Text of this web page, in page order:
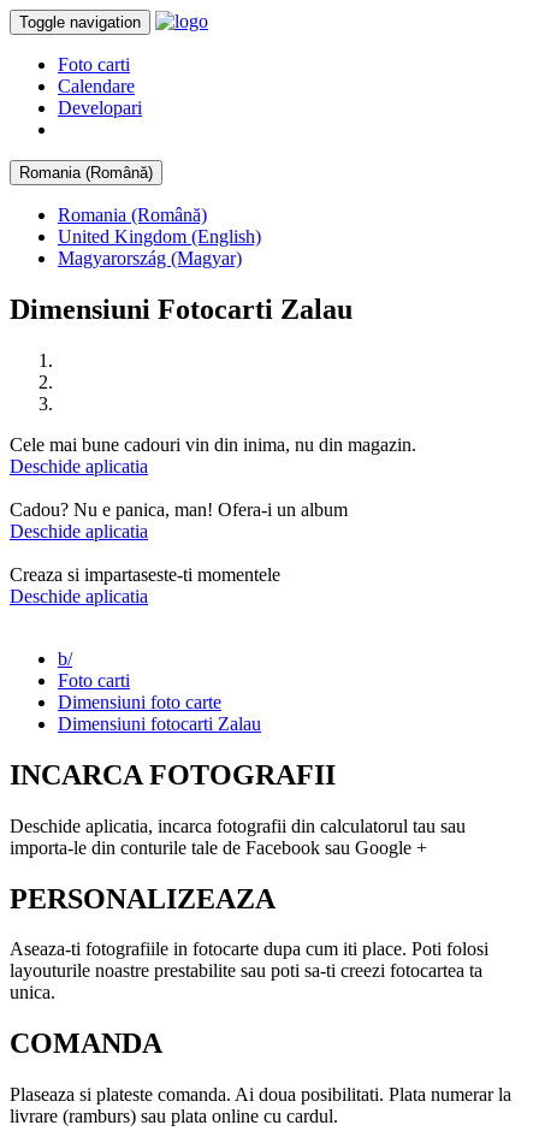
Toggle navigation
Foto carti
Calendare
Developari
Romania (Română)
Romania (Română)
United Kingdom (English)
Magyarország (Magyar)
Dimensiuni Fotocarti Zalau
Cele mai bune cadouri vin din inima, nu din magazin.
Deschide aplicatia
Cadou? Nu e panica, man! Ofera-i un album
Deschide aplicatia
Creaza si impartaseste-ti momentele
Deschide aplicatia
b/
Foto carti
Dimensiuni foto carte
Dimensiuni fotocarti Zalau
INCARCA FOTOGRAFII
Deschide aplicatia, incarca fotografii din calculatorul tau sau
importa-le din conturile tale de Facebook sau Google +
PERSONALIZEAZA
Aseaza-ti fotografiile in fotocarte dupa cum iti place. Poti folosi
layouturile noastre prestabilite sau poti sa-ti creezi fotocartea ta
unica.
COMANDA
Plaseaza si plateste comanda. Ai doua posibilitati. Plata numerar la
livrare (ramburs) sau plata online cu cardul.